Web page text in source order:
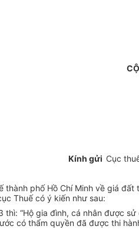
Kính gửi Cục
phố Hồ Chí Minh về giá
Thuế có ý kiến như sau:
“Hộ gia đình, cá nhân được
có thẩm quyền đã được thi